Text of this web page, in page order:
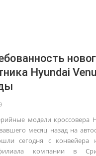
Hyundai
модели кроссовера
месяц назад на
сегодня с конвейера
компании в